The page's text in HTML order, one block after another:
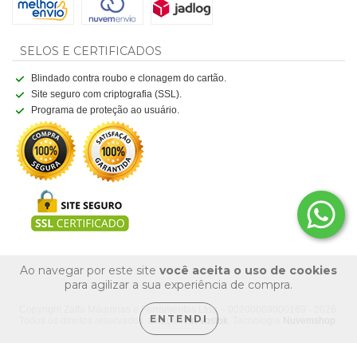
Ao navegar por este site você aceita o uso de cookies
para agilizar a sua experiência de compra.
ENTENDI
SELOS E CERTIFICADOS
Blindado contra roubo e clonagem do cartão.
Site seguro com criptografia (SSL).
Programa de proteção ao usuário.
Copyright Zaffa Máquinas e Ferramentas Ltda. - 00200069000169 - 2026.
Todos os direitos reservados. Criação Art Vostok